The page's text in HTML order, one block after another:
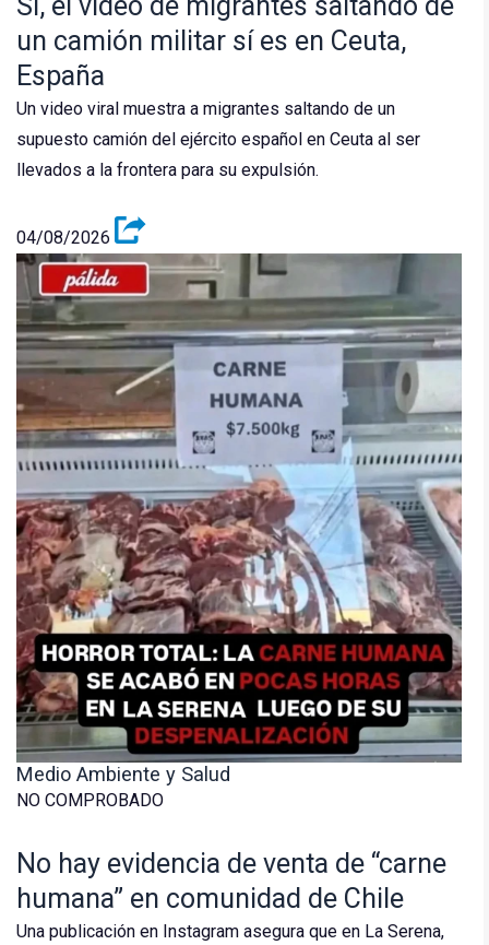
un camión militar sí es en Ceuta,
España
Un video viral muestra a migrantes saltando de un
supuesto camión del ejército español en Ceuta al ser
llevados a la frontera para su expulsión.
04/08/2026
Medio Ambiente y Salud
NO COMPROBADO
No hay evidencia de venta de “carne
humana” en comunidad de Chile
Una publicación en Instagram asegura que en La Serena,